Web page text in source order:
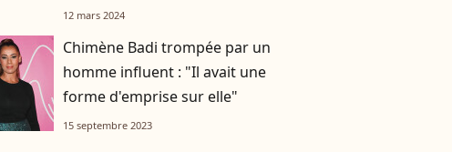
chic de Paris
12 mars 2024
Chimène Badi trompée par un
homme influent : "Il avait une
forme d'emprise sur elle"
15 septembre 2023